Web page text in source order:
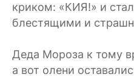
криком: «КИЯ!» и
блестящими и
Деда Мороза к тому
а вот олени